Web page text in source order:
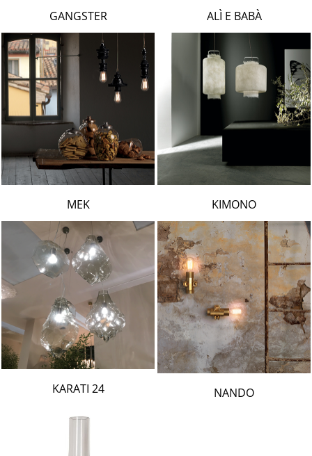
PORSCHE
CATELLANI & SMITH
VIABIZZUNO
ALÌ E BABÀ
GANGSTER
KIMONO
MEK
NANDO
24 KARATI